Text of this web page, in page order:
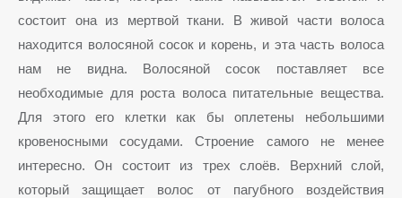
состоит она из мертвой ткани. В живой части волоса
находится волосяной сосок и корень, и эта часть волоса
нам не видна. Волосяной сосок поставляет все
необходимые для роста волоса питательные вещества.
Для этого его клетки как бы оплетены небольшими
кровеносными сосудами. Строение самого не менее
интересно. Он состоит из трех слоёв. Верхний слой,
который защищает волос от пагубного воздействия